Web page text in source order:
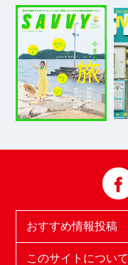
おすすめ情報投稿
このサイトについて